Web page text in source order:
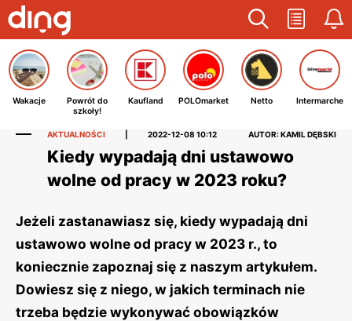
Wakacje
Powrót do
szkoły!
Kaufland POLOmarket Netto Intermarche
AKTUALNOŚCI 2022-12-08 10:12 AUTOR: KAMIL DĘBSKI
Kiedy wypadają dni ustawowo
wolne od pracy w 2023 roku?
Jeżeli zastanawiasz się, kiedy wypadają dni
ustawowo wolne od pracy w 2023 r., to
koniecznie zapoznaj się z naszym artykułem.
Dowiesz się z niego, w jakich terminach nie
trzeba będzie wykonywać obowiązków